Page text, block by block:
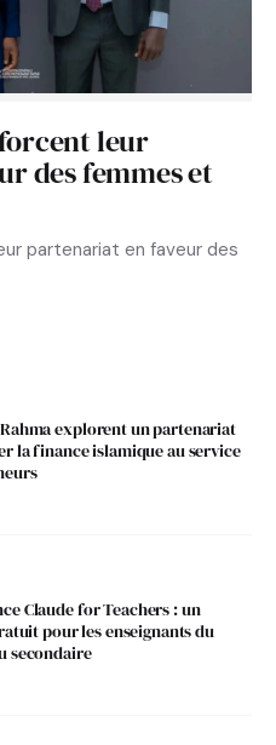
leur
des femmes et
partenariat en faveur des
Rahma explorent un partenariat
la finance islamique au service
Claude for Teachers : un
pour les enseignants du
secondaire